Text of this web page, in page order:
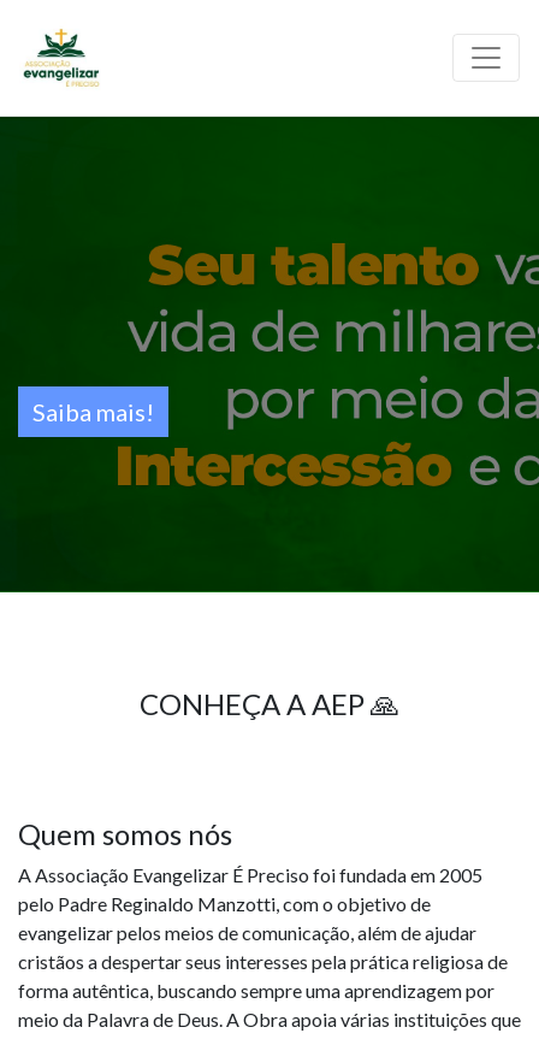
Saiba mais!
CONHEÇA A AEP 🙏
Quem somos nós
A Associação Evangelizar É Preciso foi fundada em 2005
pelo Padre Reginaldo Manzotti, com o objetivo de
evangelizar pelos meios de comunicação, além de ajudar
cristãos a despertar seus interesses pela prática religiosa de
forma autêntica, buscando sempre uma aprendizagem por
meio da Palavra de Deus. A Obra apoia várias instituições que